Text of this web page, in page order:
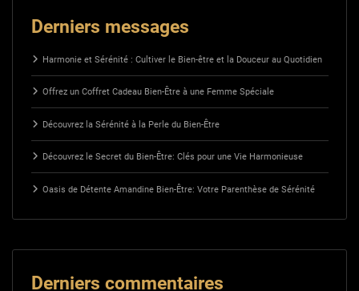
Derniers messages
Harmonie et Sérénité : Cultiver le Bien-être et la Douceur au Quotidien
Offrez un Coffret Cadeau Bien-Être à une Femme Spéciale
Découvrez la Sérénité à la Perle du Bien-Être
Découvrez le Secret du Bien-Être: Clés pour une Vie Harmonieuse
Oasis de Détente Amandine Bien-Être: Votre Parenthèse de Sérénité
Derniers commentaires